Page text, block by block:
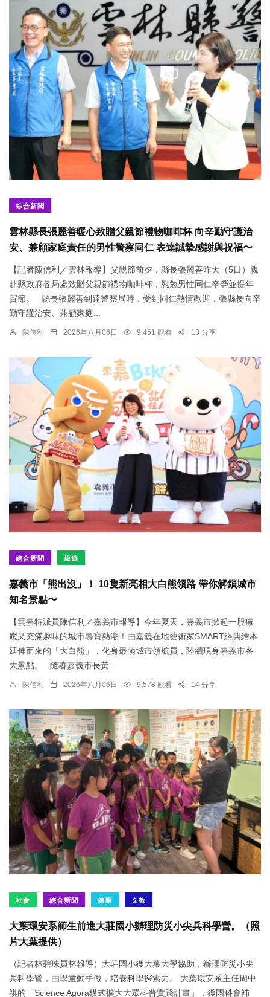
綜合新聞
雲林縣長張麗善暖心致贈父親節禮物咖啡杯 向辛勤守護治
安、兼顧家庭責任的男性警察同仁 表達誠摯感謝與祝福〜
【記者陳信利／雲林報導】父親節前夕，縣長張麗善昨天（5日）親
赴縣政府各局處致贈父親節禮物咖啡杯，慰勉男性同仁辛勞並提年
賀節。 縣長張麗善到達警察局時，受到同仁熱情歡迎，張縣長向辛
勤守護治安、兼顧家庭...
陳信利 2026年八月06日 9,451 觀看 13 分享
綜合新聞 旅遊
嘉義市「熊出沒」！ 10隻新亮相大白熊領路 帶你解鎖城市
知名景點〜
【雲嘉特派員陳信利／嘉義市報導】今年夏天，嘉義市掀起一股療
癒又充滿趣味的城市尋寶熱潮！由嘉義在地藝術家SMART經典繪本
延伸而來的「大白熊」，化身最萌城市領航員，陸續現身嘉義市各
大景點。 隨著嘉義市長黃...
陳信利 2026年八月06日 9,578 觀看 14 分享
社會 綜合新聞 健康 文教
大葉環安系師生前進大莊國小辦理防災小尖兵科學營。（照
片大葉提供）
（記者林碧珠員林報導）大莊國小獲大葉大學協助，辦理防災小尖
兵科學營，由學童動手做，培養科學探索力。 大葉環安系主任周中
祺的「Science Agora模式擴大大眾科普實踐計畫」，獲國科會補